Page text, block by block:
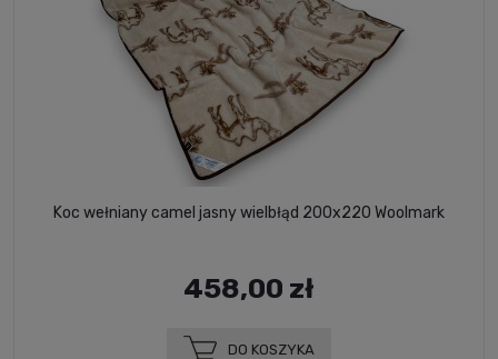
Koc wełniany camel jasny wielbłąd 200x220 Woolmark
458,00 zł
DO KOSZYKA